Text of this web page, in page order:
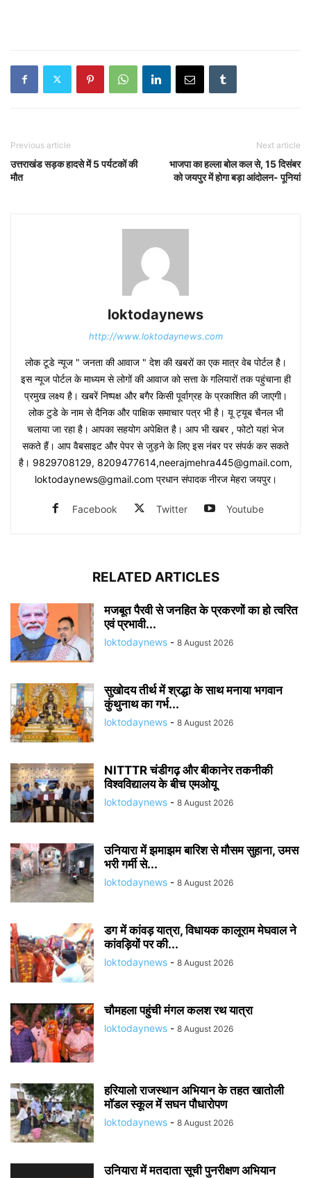
Previous article
उत्तराखंड सड़क हादसे में 5 पर्यटकों की
मौत
Next article
भाजपा का हल्ला बोल कल से, 15 दिसंबर
को जयपुर में होगा बड़ा आंदोलन- पूनियां
loktodaynews
http://www.loktodaynews.com
लोक टूडे न्यूज " जनता की आवाज " देश की खबरों का एक मात्र वेब पोर्टल है।
इस न्यूज पोर्टल के माध्यम से लोगों की आवाज को सत्ता के गलियारों तक पहुंचाना ही
प्रमुख लक्ष्य है। खबरें निष्पक्ष और बगैर किसी पूर्वाग्रह के प्रकाशित की जाएगी।
लोक टुडे के नाम से दैनिक और पाक्षिक समाचार पत्र भी है। यू ट्यूब चैनल भी
चलाया जा रहा है। आपका सहयोग अपेक्षित है। आप भी खबर , फोटो यहां भेज
सकते हैं। आप वैबसाइट और पेपर से जुड़ने के लिए इस नंबर पर संपर्क कर सकते
है। 9829708129, 8209477614,neerajmehra445@gmail.com,
loktodaynews@gmail.com प्रधान संपादक नीरज मेहरा जयपुर।
Facebook Twitter Youtube
RELATED ARTICLES
मजबूत पैरवी से जनहित के प्रकरणों का हो त्वरित
एवं प्रभावी...
loktodaynews - 8 August 2026
सुखोदय तीर्थ में श्रद्धा के साथ मनाया भगवान
कुंथुनाथ का गर्भ...
loktodaynews - 8 August 2026
NITTTR चंडीगढ़ और बीकानेर तकनीकी
विश्वविद्यालय के बीच एमओयू
loktodaynews - 8 August 2026
उनियारा में झमाझम बारिश से मौसम सुहाना, उमस
भरी गर्मी से...
loktodaynews - 8 August 2026
डग में कांवड़ यात्रा, विधायक कालूराम मेघवाल ने
कांवड़ियों पर की...
loktodaynews - 8 August 2026
चौमहला पहुंची मंगल कलश रथ यात्रा
loktodaynews - 8 August 2026
हरियालो राजस्थान अभियान के तहत खातोली
मॉडल स्कूल में सघन पौधारोपण
loktodaynews - 8 August 2026
उनियारा में मतदाता सूची पुनरीक्षण अभियान